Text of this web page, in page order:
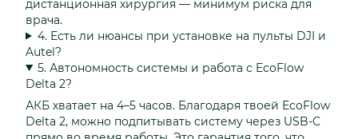
дистанционная хирургия — минимум риска для
врача.
4. Есть ли нюансы при установке на пульты DJI и
Autel?
5. Автономность системы и работа с EcoFlow
Delta 2?
АКБ хватает на 4–5 часов. Благодаря твоей EcoFlow
Delta 2, можно подпитывать систему через USB-C